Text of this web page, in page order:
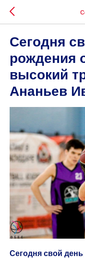
Сегодня
рождения
высокий
Ананьев
Сегодня свой